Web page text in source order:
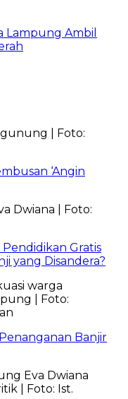
Lampung Ambil
‘Angin
Gratis
yang Disandera?
Banjir